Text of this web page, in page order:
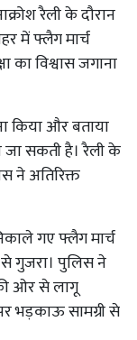
रैली के दौरान
में फ्लैग मार्च
का विश्वास जगाना
किया और बताया
जा सकती है। रैली के
ने अतिरिक्त
गए फ्लैग मार्च
गुजरा। पुलिस ने
ओर से लागू
भड़काऊ सामग्री से